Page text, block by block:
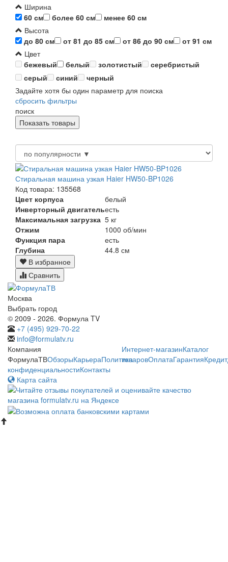
Ширина
60 см
более 60 см
менее 60 см
Высота
до 80 см
от 81 до 85 см от 86 до 90 см
от 91 см
Цвет
бежевый
белый золотистый
серебристый
серый
синий
черный
Задайте хотя бы один параметр для поиска
сбросить фильтры
поиск
Стиральная машина узкая Haier HW50-BP1026
Код товара: 135568
Цвет корпуса
белый
Инверторный двигательесть
Максимальная загрузка 5 кг
Отжим
1000 об/мин
Функция пара
есть
Глубина
44.8 см
В избранное
Сравнить
Москва
Выбрать город
© 2009 - 2026. Формула TV
+7 (495) 929-70-22
info@formulatv.ru
Компания
ФормулаТВОбзорыКарьераПолитика
конфиденциальностиКонтакты
Интернет-магазинКаталог
товаровОплатаГарантияКредит
Карта сайта